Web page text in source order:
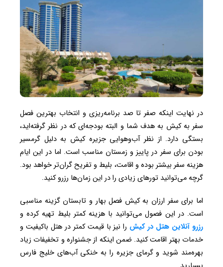
در نهایت اینکه صفر تا صد برنامه‌ریزی و انتخاب بهترین فصل
سفر به کیش به هدف شما و البته بودجه‌ای که در نظر گرفته‌اید،
بستگی دارد. از نظر آب‌وهوایی جزیره کیش به دلیل گرمسیر
بودن برای سفر در پاییز و زمستان مناسب است. اما در این ایام
هزینه سفر بیشتر بوده و اقامت، بلیط و تفریح گران‌تر خواهد بود.
گرچه می‌توانید تورهای زیادی را در این زمان‌ها رزرو کنید.
اما برای سفر ارزان به کیش فصل بهار و تابستان گزینه مناسبی
است. در این فصول می‌توانید با هزینه کمتر بلیط تهیه کرده و
رزرو آنلاین هتل در کیش را نیز با قیمت کمتر در هتل باکیفیت و
خدمات بهتر اقامت کنید. ضمن اینکه از جشنواره و تخفیفات زیاد
بهره‌مند شوید و گرمای جزیره را به خنکی آب‌های خلیج فارس